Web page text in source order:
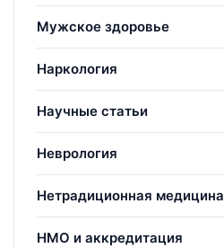
Мужское здоровье
Наркология
Научные статьи
Неврология
Нетрадиционная медицина
НМО и аккредитация